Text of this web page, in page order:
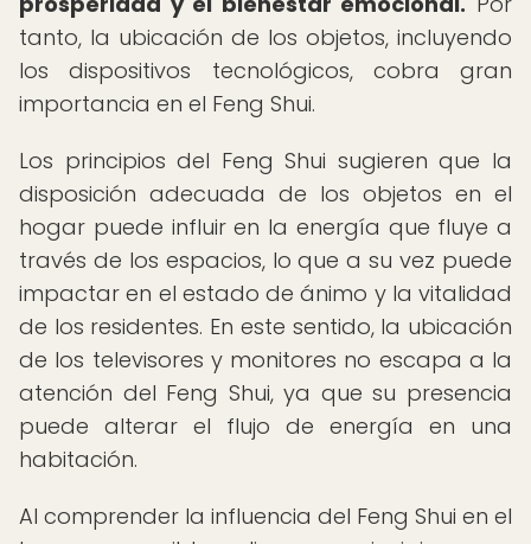
tanto, la ubicación de los objetos, incluyendo
los dispositivos tecnológicos, cobra gran
importancia en el Feng Shui.
Los principios del Feng Shui sugieren que la
disposición adecuada de los objetos en el
hogar puede influir en la energía que fluye a
través de los espacios, lo que a su vez puede
impactar en el estado de ánimo y la vitalidad
de los residentes. En este sentido, la ubicación
de los televisores y monitores no escapa a la
atención del Feng Shui, ya que su presencia
puede alterar el flujo de energía en una
habitación.
Al comprender la influencia del Feng Shui en el